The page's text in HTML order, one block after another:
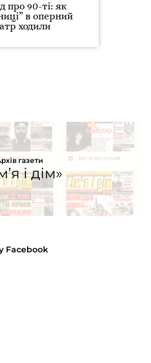
про 90-ті: як
в оперний
ходили
газети
і дім»
Facebook